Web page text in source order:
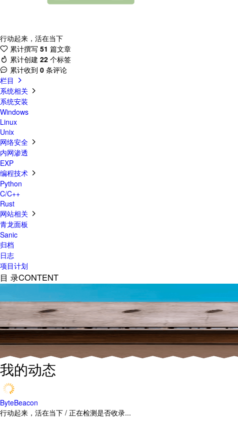
行动起来，活在当下
累计撰写 51 篇文章
累计创建 22 个标签
累计收到 0 条评论
栏目
系统相关
系统安装
Windows
Linux
Unix
网络安全
内网渗透
EXP
编程技术
Python
C/C++
Rust
网站相关
青龙面板
Sanic
归档
日志
项目计划
目 录CONTENT
我的动态
ByteBeacon
行动起来，活在当下 / 正在检测是否收录...